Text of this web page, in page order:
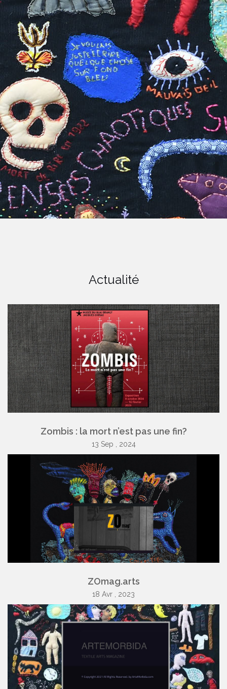
Actualité
Zombis : la mort n’est pas une fin?
13 Sep , 2024
ZOmag.arts
18 Avr , 2023